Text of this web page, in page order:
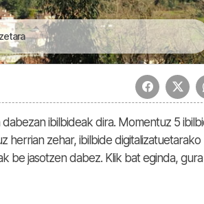
ibilbideak dira. Momentuz 5
herrian zehar, ibilbide digitalizatuetarako
be jasotzen dabez. Klik bat eginda, gura